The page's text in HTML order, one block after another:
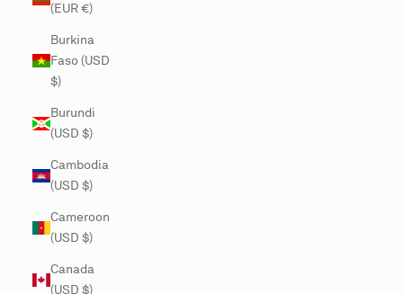
(EUR €)
Burkina
Faso (USD
$)
Burundi
(USD $)
Cambodia
(USD $)
Cameroon
(USD $)
Canada
(USD $)